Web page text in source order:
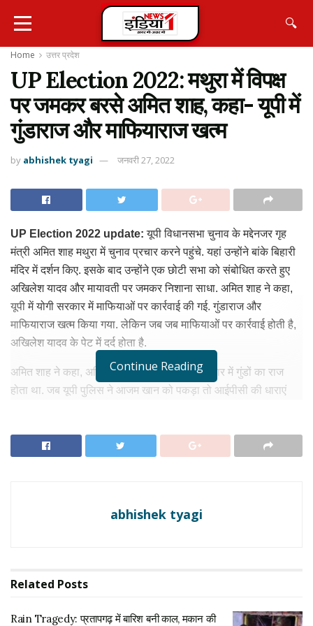
🔍
Home उत्तर प्रदेश
UP Election 2022: मथुरा में विपक्ष
पर जमकर बरसे अमित शाह, कहा- यूपी में
गुंडाराज और माफियाराज खत्म
by abhishek tyagi जनवरी 27, 2022
UP Election 2022 update: यूपी विधानसभा चुनाव के मद्देनजर गृह
मंत्री अमित शाह मथुरा में चुनाव प्रचार करने पहुंचे. यहां उन्होंने बांके बिहारी
मंदिर में दर्शन किए. इसके बाद उन्होंने एक छोटी सभा को संबोधित करते हुए
अखिलेश यादव और मायावती पर जमकर निशाना साधा. अमित शाह ने कहा,
यूपी में योगी सरकार में माफियाओं पर कार्रवाई की गई. गुंडाराज और
माफियाराज खत्म किया गया. लेकिन जब जब माफियाओं पर कार्रवाई होती है,
अखिलेश यादव के पेट में दर्द होता है.
अमित शाह ने कहा, अमित शाह ने कहा, अखिलेश सरकार में गुंडों का राज
होता था. जब यूपी पुलिस ने आजम खान को पकड़ा तो आईपीसी की धाराएं
RELATED NEWS
‘मथुरा में कमल ही कमल दिखता है
Continue Reading
abhishek tyagi
Related Posts
Rain Tragedy: प्रतापगढ़ में बारिश बनी काल, मकान की